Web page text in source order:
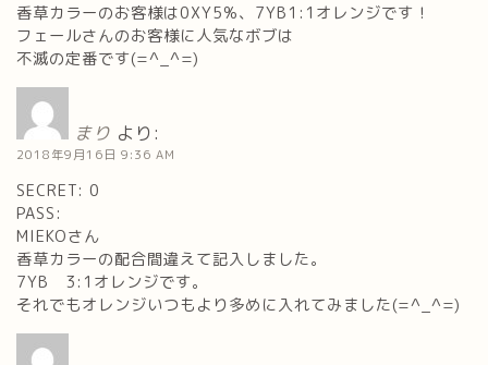
香草カラーのお客様は0XY5%、7YB1:1オレンジです！
フェールさんのお客様に人気なボブは
不滅の定番です(=^_^=)
まり より:
2018年9月16日 9:36 AM
SECRET: 0
PASS:
MIEKOさん
香草カラーの配合間違えて記入しました。
7YB 3:1オレンジです。
それでもオレンジいつもより多めに入れてみました(=^_^=)